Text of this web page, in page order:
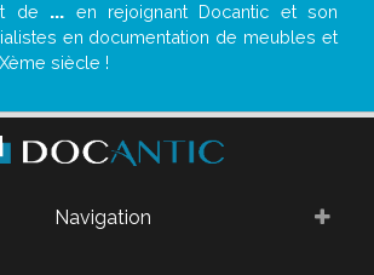
de ... en rejoignant Docantic et son
en documentation de meubles et
siècle !
Navigation